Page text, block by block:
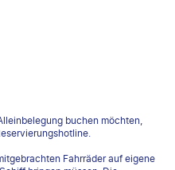
buchen möchten,
Fahrräder auf eigene